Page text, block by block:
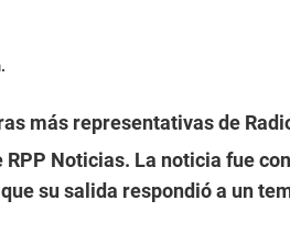
más representativas de
Noticias. La noticia fue
su salida respondió a un